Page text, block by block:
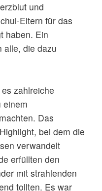
und
Eltern für das
haben. Ein
alle, die dazu
zahlreiche
einem
Das
bei dem die
verwandelt
erfüllten den
mit strahlenden
tollten. Es war